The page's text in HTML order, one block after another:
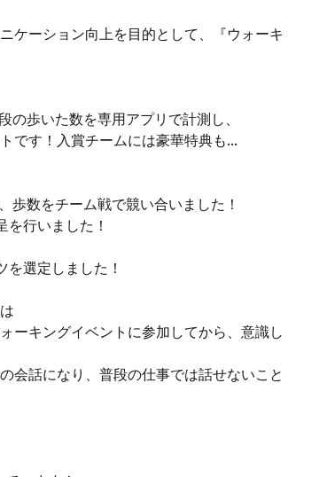
ケーション向上を目的として、『ウォーキ
歩いた数を専用アプリで計測し、
です！入賞チームには豪華特典も...
数をチーム戦で競い合いました！
行いました！
選定しました！
ーキングイベントに参加してから、意識し
会話になり、普段の仕事では話せないこと